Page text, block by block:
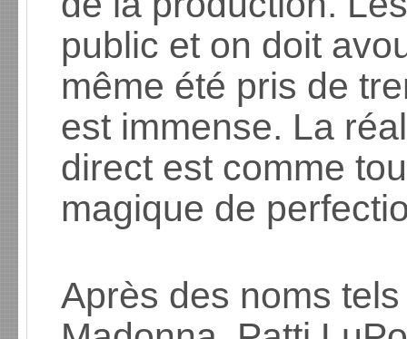
public et on doit
même été pris de
est immense. La
direct est comme
magique de
Après des noms